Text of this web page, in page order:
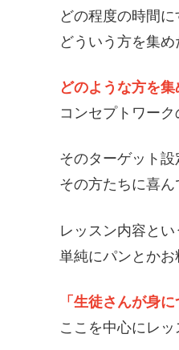
どの程度の時間に
どういう方を集
どのような方を
コンセプトワーク
そのターゲット設
その方たちに喜ん
レッスン内容とい
単純にパンとかお
「生徒さんが身
ここを中心にレッ